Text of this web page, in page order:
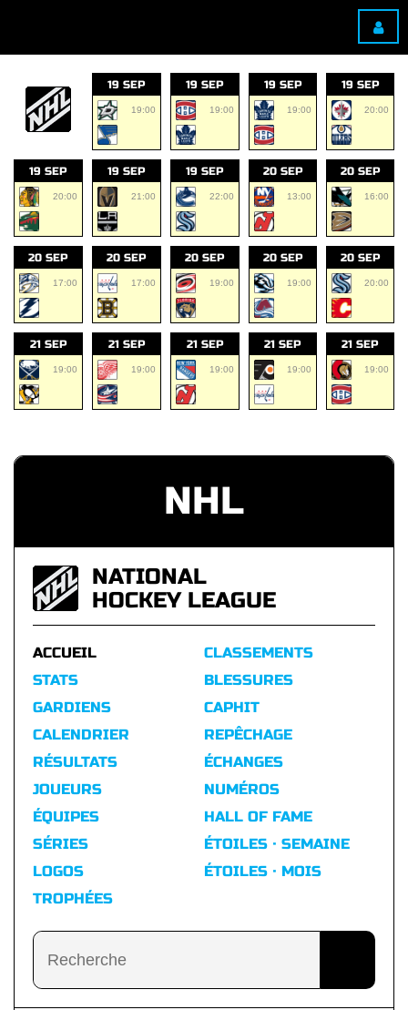
19 SEP
19:00
19 SEP
19:00
19 SEP
19:00
19 SEP
20:00
19 SEP
20:00
19 SEP
21:00
19 SEP
22:00
20 SEP
13:00
20 SEP
16:00
20 SEP
17:00
20 SEP
17:00
20 SEP
19:00
20 SEP
19:00
20 SEP
20:00
21 SEP
19:00
21 SEP
19:00
21 SEP
19:00
21 SEP
19:00
21 SEP
19:00
NHL
NATIONAL
HOCKEY LEAGUE
ACCUEIL
STATS
GARDIENS
CALENDRIER
RÉSULTATS
CLASSEMENTS
BLESSURES
CAPHIT
REPÊCHAGE
ÉCHANGES
JOUEURS
ÉQUIPES
SÉRIES
LOGOS
TROPHÉES
NUMÉROS
HALL OF FAME
ÉTOILES · SEMAINE
ÉTOILES · MOIS